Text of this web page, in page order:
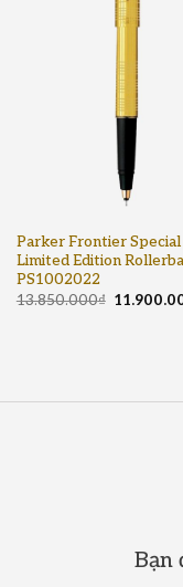
Parker Frontier Special
Limited Edition
PS1002022
13.850.000₫
Bạn